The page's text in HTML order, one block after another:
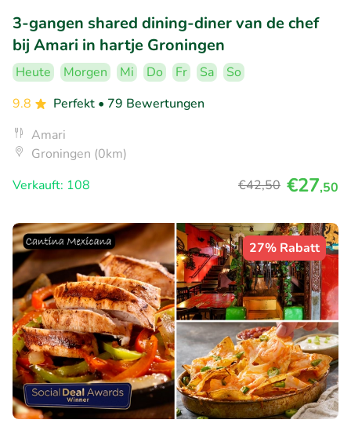
3-gangen shared dining-diner van de chef
bij Amari in hartje Groningen
Heute Morgen Mi Do Fr Sa
So
9.8
Perfekt • 79 Bewertungen
Amari
Groningen (0km)
Verkauft: 108
€42,50 €27,50
27% Rabatt